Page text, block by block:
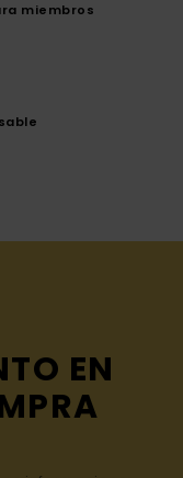
miembros
EN